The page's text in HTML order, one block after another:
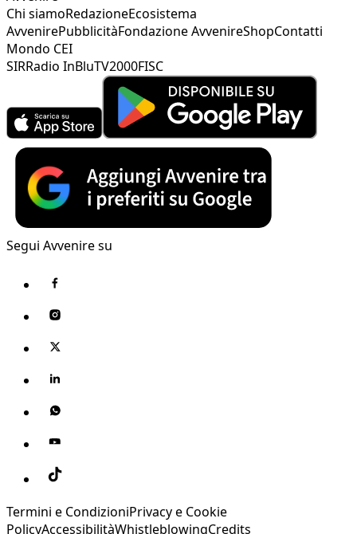
Chi siamoRedazioneEcosistema
AvvenirePubblicitàFondazione AvvenireShopContatti
Mondo CEI
SIRRadio InBluTV2000FISC
Segui Avvenire su
Termini e CondizioniPrivacy e Cookie
PolicyAccessibilitàWhistleblowingCredits